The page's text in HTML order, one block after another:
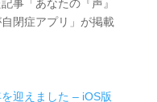
事「あなたの『声』
閉症アプリ」が掲載